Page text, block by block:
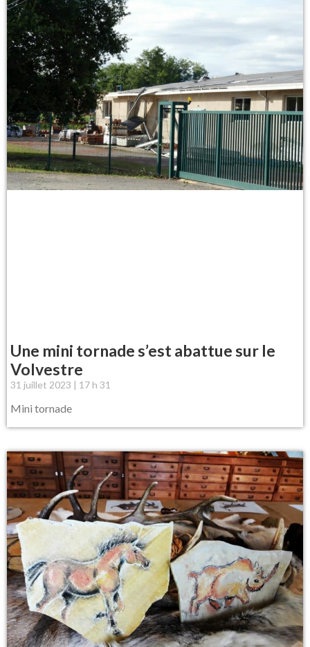
Une mini tornade s’est abattue sur le
Volvestre
31 juillet 2023 17 h 31
Mini tornade